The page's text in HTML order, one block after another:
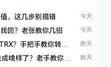
，这几步别搞错 今天
回？老张教你几招 今天
？手把手教你转成
昨天
啥样了？老手教你咋
昨天